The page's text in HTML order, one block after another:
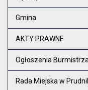
Gmina
AKTY PRAWNE
Ogłoszenia Burmistrza
Rada Miejska w